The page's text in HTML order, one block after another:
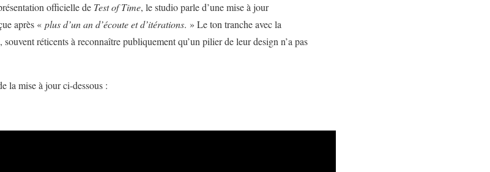
officielle de Test of Time, le studio parle d’une mise à jour
après « plus d’un an d’écoute et d’itérations. » Le ton tranche avec la
réticents à reconnaître publiquement qu’un pilier de leur design n’a pas
la mise à jour ci-dessous :